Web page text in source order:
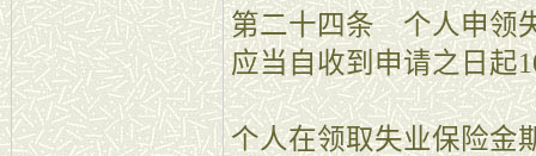
第二十四条 个人申领
应当自收到申请之日起
个人在领取失业保险金